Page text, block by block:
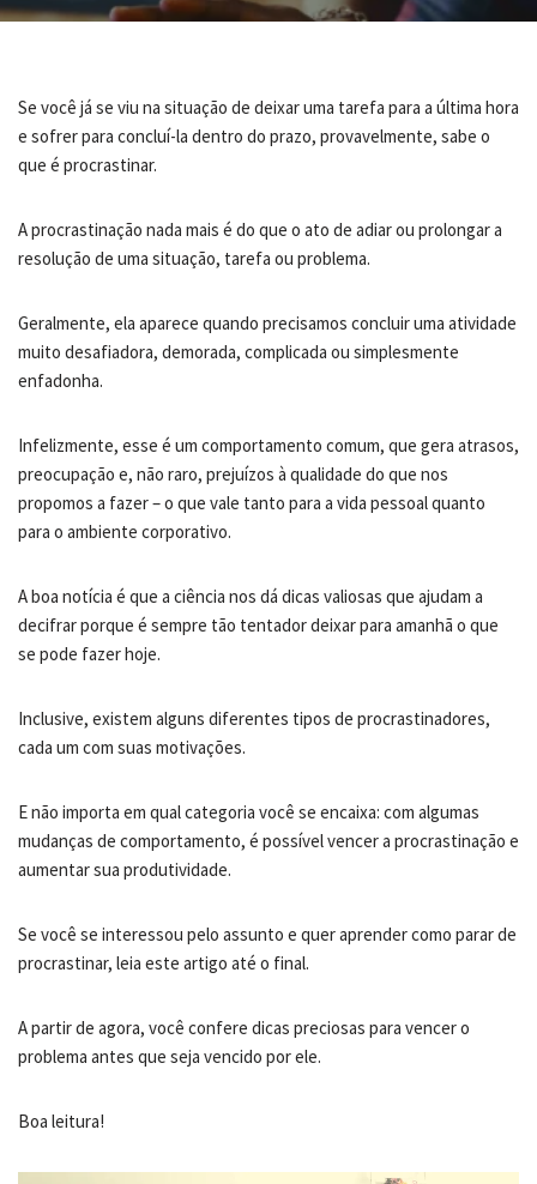
Se você já se viu na situação de deixar uma tarefa para a última hora
e sofrer para concluí-la dentro do prazo, provavelmente, sabe o
que é procrastinar.
A procrastinação nada mais é do que o ato de adiar ou prolongar a
resolução de uma situação, tarefa ou problema.
Geralmente, ela aparece quando precisamos concluir uma atividade
muito desafiadora, demorada, complicada ou simplesmente
enfadonha.
Infelizmente, esse é um comportamento comum, que gera atrasos,
preocupação e, não raro, prejuízos à qualidade do que nos
propomos a fazer – o que vale tanto para a vida pessoal quanto
para o ambiente corporativo.
A boa notícia é que a ciência nos dá dicas valiosas que ajudam a
decifrar porque é sempre tão tentador deixar para amanhã o que
se pode fazer hoje.
Inclusive, existem alguns diferentes tipos de procrastinadores,
cada um com suas motivações.
E não importa em qual categoria você se encaixa: com algumas
mudanças de comportamento, é possível vencer a procrastinação e
aumentar sua produtividade.
Se você se interessou pelo assunto e quer aprender como parar de
procrastinar, leia este artigo até o final.
A partir de agora, você confere dicas preciosas para vencer o
problema antes que seja vencido por ele.
Boa leitura!